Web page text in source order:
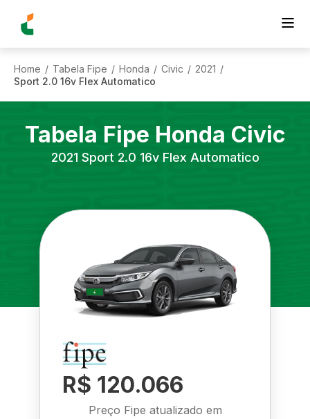
Home / Tabela Fipe / Honda / Civic / 2021 /
Sport 2.0 16v Flex Automatico
Tabela Fipe Honda Civic
2021 Sport 2.0 16v Flex Automatico
R$ 120.066
Preço Fipe atualizado em